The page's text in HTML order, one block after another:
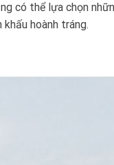
có thể lựa chọn
hoành tráng.